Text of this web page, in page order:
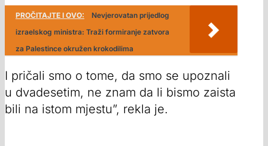
PROČITAJTE I OVO:
Nevjerovatan prijedlog
izraelskog ministra: Traži formiranje zatvora
za Palestince okružen krokodilima
I pričali smo o tome, da smo se upoznali
u dvadesetim, ne znam da li bismo zaista
bili na istom mjestu”, rekla je.